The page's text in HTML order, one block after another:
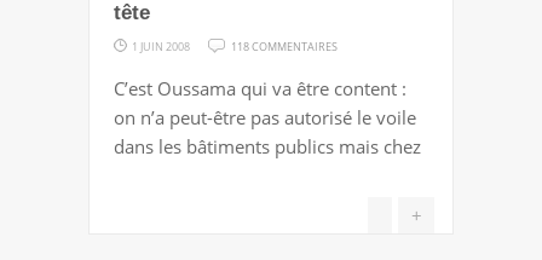
tête
1 JUIN 2008 118 COMMENTAIRES
VIRGINITÉ
LEUR
FAIT
C’est Oussama qui va être content :
on n’a peut-être pas autorisé le voile
dans les bâtiments publics mais chez
+